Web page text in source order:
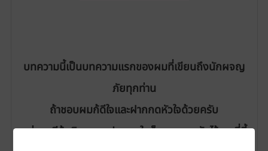
บทความนี้เป็นบทความแรกของผมที่เขียนถึงนักผจญ
ภัยทุกท่าน
ถ้าชอบผมก้ดีใจและฝากกดหัวใจด้วยครับ
แต่หากมีข้อผิดพลาดประการใดก็กราบขออภัยไว้ ณ ที่นี้